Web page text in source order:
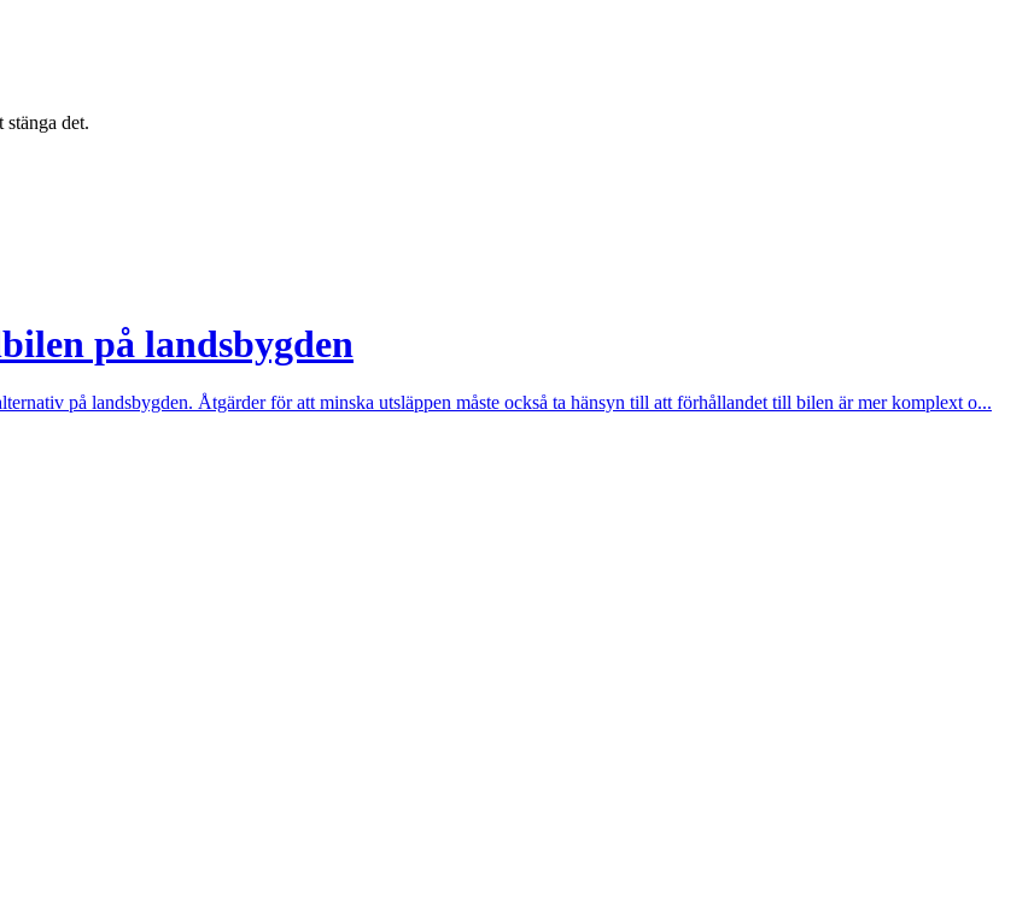
stänga det.
på landsbygden
på landsbygden. Åtgärder för att minska utsläppen måste också ta hänsyn till att förhållandet till bilen är mer komplext o...